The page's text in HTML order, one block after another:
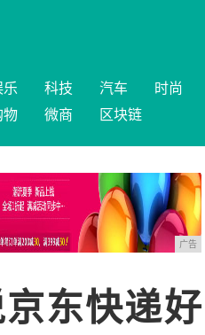
乐 科技 汽车
时尚
物 微商 区块链
广告
东快递好